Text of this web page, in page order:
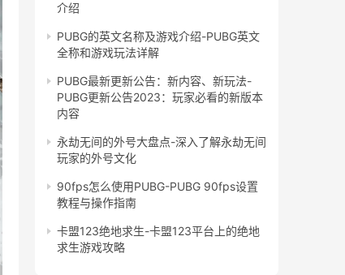
介绍
PUBG的英文名称及游戏介绍-PUBG英文
全称和游戏玩法详解
PUBG最新更新公告：新内容、新玩法-
PUBG更新公告2023：玩家必看的新版本
内容
永劫无间的外号大盘点-深入了解永劫无间
玩家的外号文化
90fps怎么使用PUBG-PUBG 90fps设置
教程与操作指南
卡盟123绝地求生-卡盟123平台上的绝地
求生游戏攻略